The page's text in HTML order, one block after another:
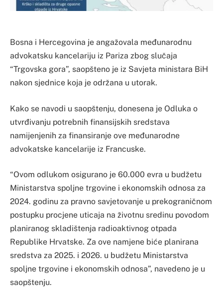
Bosna i Hercegovina je angažovala međunarodnu
advokatsku kancelariju iz Pariza zbog slučaja
“Trgovska gora”, saopšteno je iz Savjeta ministara BiH
nakon sjednice koja je održana u utorak.
Kako se navodi u saopštenju, donesena je Odluka o
utvrđivanju potrebnih finansijskih sredstava
namijenjenih za finansiranje ove međunarodne
advokatske kancelarije iz Francuske.
“Ovom odlukom osigurano je 60.000 evra u budžetu
Ministarstva spoljne trgovine i ekonomskih odnosa za
2024. godinu za pravno savjetovanje u prekograničnom
postupku procjene uticaja na životnu sredinu povodom
planiranog skladištenja radioaktivnog otpada
Republike Hrvatske. Za ove namjene biće planirana
sredstva za 2025. i 2026. u budžetu Ministarstva
spoljne trgovine i ekonomskih odnosa”, navedeno je u
saopštenju.